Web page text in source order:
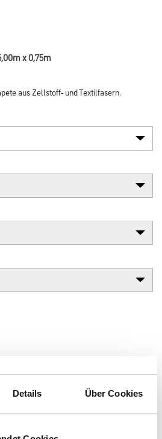
Details Über Cookies
x 0,75m
aus Zellstoff- und Textilfasern.